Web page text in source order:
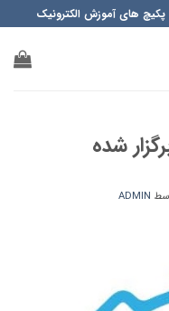
های آموزش الکترونیک
شده
ADMIN